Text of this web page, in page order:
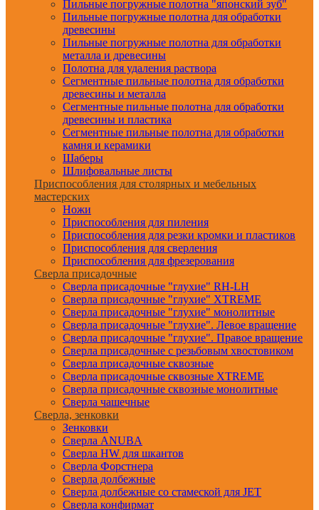
Пильные погружные полотна "японский зуб"
Пильные погружные полотна для обработки
древесины
Пильные погружные полотна для обработки
металла и древесины
Полотна для удаления раствора
Сегментные пильные полотна для обработки
древесины и металла
Сегментные пильные полотна для обработки
древесины и пластика
Сегментные пильные полотна для обработки
камня и керамики
Шаберы
Шлифовальные листы
Приспособления для столярных и мебельных
мастерских
Ножи
Приспособления для пиления
Приспособления для резки кромки и пластиков
Приспособления для сверления
Приспособления для фрезерования
Сверла присадочные
Сверла присадочные "глухие" RH-LH
Сверла присадочные "глухие" XTREME
Сверла присадочные "глухие" монолитные
Сверла присадочные "глухие". Левое вращение
Сверла присадочные "глухие". Правое вращение
Сверла присадочные с резьбовым хвостовиком
Сверла присадочные сквозные
Сверла присадочные сквозные XTREME
Сверла присадочные сквозные монолитные
Сверла чашечные
Сверла, зенковки
Зенковки
Сверла ANUBA
Сверла HW для шкантов
Сверла Форстнера
Сверла долбежные
Сверла долбежные со стамеской для JET
Сверла конфирмат